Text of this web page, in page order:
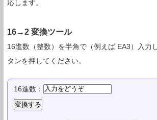
応します。
16→2 変換ツール
16進数（整数）を半角で（例えば EA3）入力
タンを押してください。
16進数：